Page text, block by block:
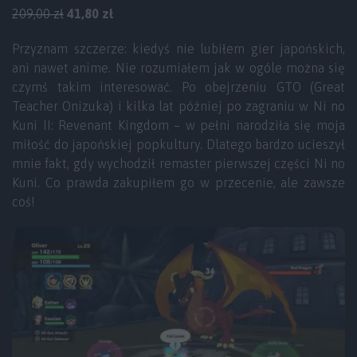
209,00 zł 41,80 zł
Przyznam szczerze: kiedyś nie lubiłem gier japońskich,
ani nawet anime. Nie rozumiałem jak w ogóle można się
czymś takim interesować. Po obejrzeniu GTO (Great
Teacher Onizuka) i kilka lat później po zagraniu w Ni no
Kuni II: Revenant Kingdom – w pełni narodziła się moja
miłość do japońskiej popkultury. Dlatego bardzo ucieszył
mnie fakt, gdy wychodził remaster pierwszej części Ni no
Kuni. Co prawda zakupiłem go w przecenie, ale zawsze
coś!